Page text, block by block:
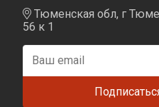
Тюменская обл, г
56 к 1